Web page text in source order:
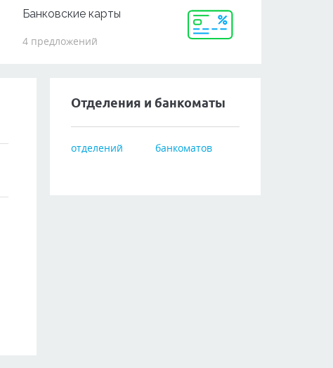
Банковские карты
4 предложений
Отделения и банкоматы
отделений банкоматов